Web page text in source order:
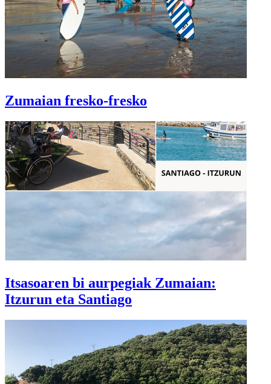
Zumaian fresko-fresko
Itsasoaren bi aurpegiak Zumaian:
Itzurun eta Santiago